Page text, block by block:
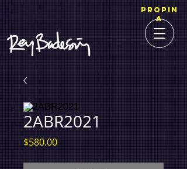
PROPIN
A
2ABR2021
$580.00Precio